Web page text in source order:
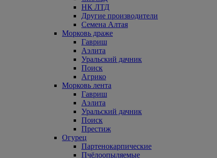
НК ЛТД
Другие производители
Семена Алтая
Морковь драже
Гавриш
Аэлита
Уральский дачник
Поиск
Агрико
Морковь лента
Гавриш
Аэлита
Уральский дачник
Поиск
Престиж
Огурец
Партенокарпические
Пчёлоопыляемые